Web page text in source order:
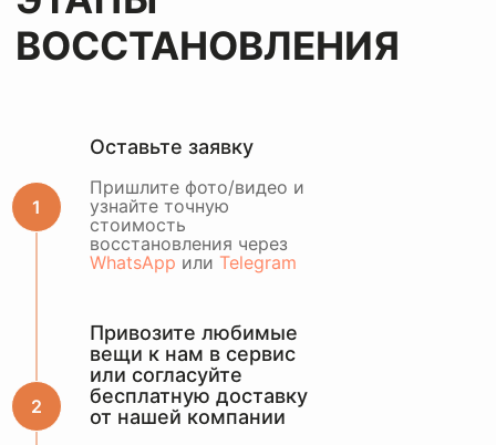
Оставьте заявку
Пришлите фото/видео и
узнайте точную
стоимость
восстановления через
WhatsApp или Telegram
Привозите любимые
вещи к нам в сервис
или согласуйте
бесплатную доставку
от нашей компании
ОСТАВИТЬ ЗАЯВКУ
Оставьте заявкуи мы с
или оценить по
WhatsApp